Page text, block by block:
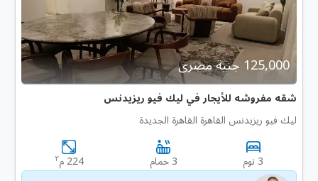
125,000 جنية مصرى
شقه مفروشه للأيجار في ليك فيو ريزيدنس
ليك فيو ريزيدنس القاهرة القاهرة الجديدة
3 نوم 3 حمام 224 م ٢